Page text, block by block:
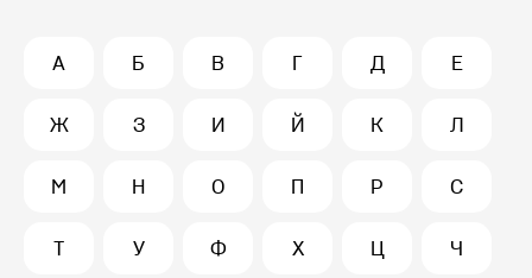
А Б В Г Д Е
Ж З И Й К Л
М Н О П Р С
Т У Ф Х Ц Ч